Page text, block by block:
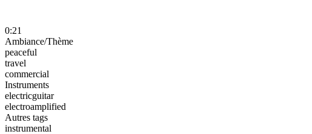
0:21
Ambiance/Thème
peaceful
travel
commercial
Instruments
electricguitar
electroamplified
Autres tags
instrumental